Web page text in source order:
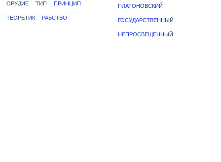
ОРУДИЕ ТИП ПРИНЦИП
ТЕОРЕТИК РАБСТВО
ПЛАТОНОВСКИЙ
ГОСУДАРСТВЕННЫЙ
НЕПРОСВЕЩЕННЫЙ